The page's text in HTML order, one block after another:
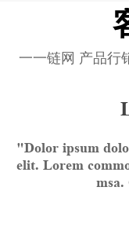
一一链网 产品行
"Dolor ipsum
elit. Lorem